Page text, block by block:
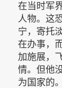
在当时军
人物。这
宁，寄托
在办事，
加施展，
情。但他
为国家的。